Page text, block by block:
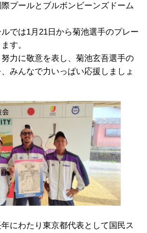
プールとブルボンビーンズドーム
では1月21日から菊池選手のプレー
す。
力に敬意を表し、菊池玄吾選手の
みんなで力いっぱい応援しましょ
にわたり東京都代表として国民ス